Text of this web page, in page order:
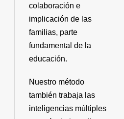
colaboración e
implicación de las
familias, parte
educación.
Nuestro método
también trabaja las
inteligencias múltiples